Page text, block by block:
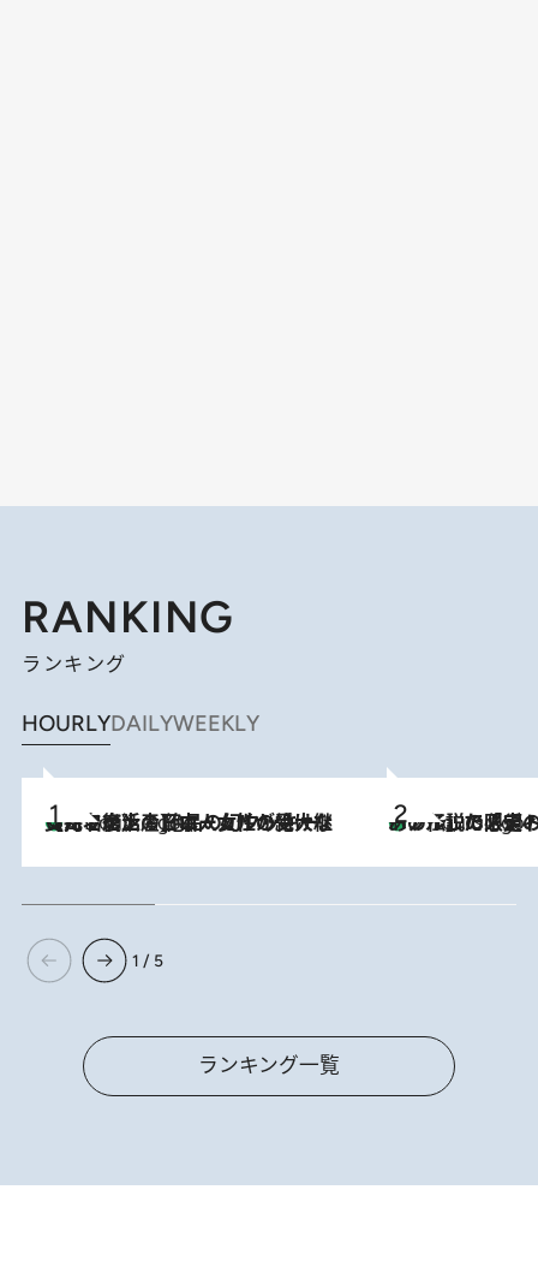
RANKING
ランキング
HOURLYDAILYWEEKLY
2 Hours Ago
【ハワイ土産】ローカルの絶大な支持で復活！ 絶品の幻クッキー《元ファンの日本人女性が受け継いだ名店》 2 Hours Ago
あの伝説の限定トートも！ リニューアルした「ディーン
1 / 5
ランキング一覧